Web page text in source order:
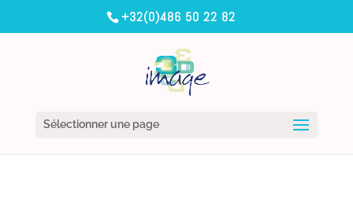
+32(0)486 50 22 82
Sélectionner une page